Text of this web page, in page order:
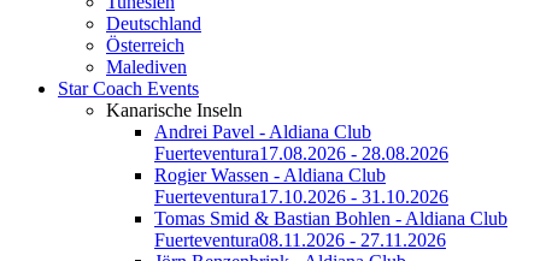
Deutschland
Österreich
Malediven
Star Coach Events
Kanarische Inseln
Andrei Pavel - Aldiana Club
Fuerteventura17.08.2026 - 28.08.2026
Rogier Wassen - Aldiana Club
Fuerteventura17.10.2026 - 31.10.2026
Tomas Smid & Bastian Bohlen - Aldiana Club
Fuerteventura08.11.2026 - 27.11.2026